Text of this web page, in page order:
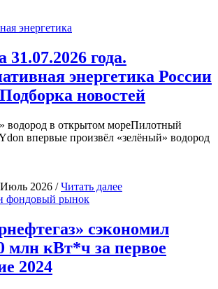
энергетика
года.
энергетика России
новостей
водород в открытом мореПилотный
впервые произвёл «зелёный» водород
2026 /Читать далее
фондовый рынок
сэкономил
млн кВт*ч за первое
2024